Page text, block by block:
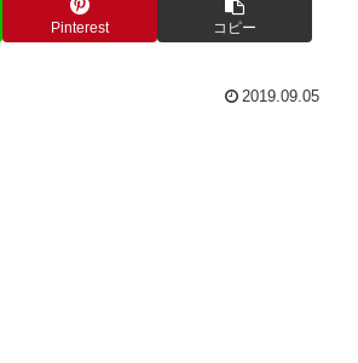
Pinterest コピー
2019.09.05